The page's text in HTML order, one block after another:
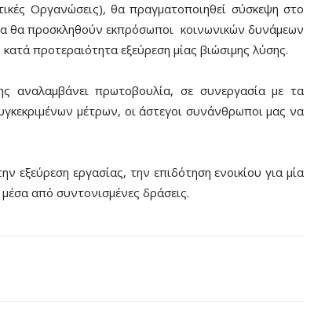
Οργανώσεις), θα πραγματοποιηθεί σύσκεψη στο
θα προσκληθούν εκπρόσωποι κοινωνικών δυνάμεων
προτεραιότητα εξεύρεση μίας βιώσιμης λύσης.
αναλαμβάνει πρωτοβουλία, σε συνεργασία με τα
μέτρων, οι άστεγοι συνάνθρωποι μας να
εξεύρεση εργασίας, την επιδότηση ενοικίου για μία
από συντονισμένες δράσεις.